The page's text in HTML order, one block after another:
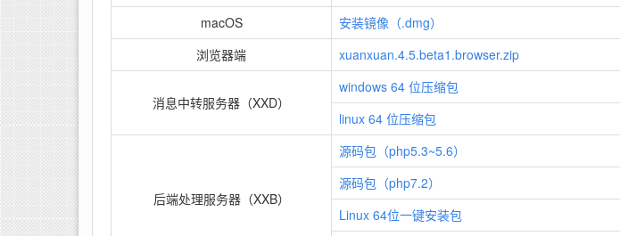
macOS
安装镜像（.dmg）
浏览器端
xuanxuan.4.5.beta1.browser.zip
消息中转服务器（XXD）
windows 64 位压缩包
linux 64 位压缩包
后端处理服务器（XXB）
源码包（php5.3~5.6）
源码包（php7.2）
Linux 64位一键安装包